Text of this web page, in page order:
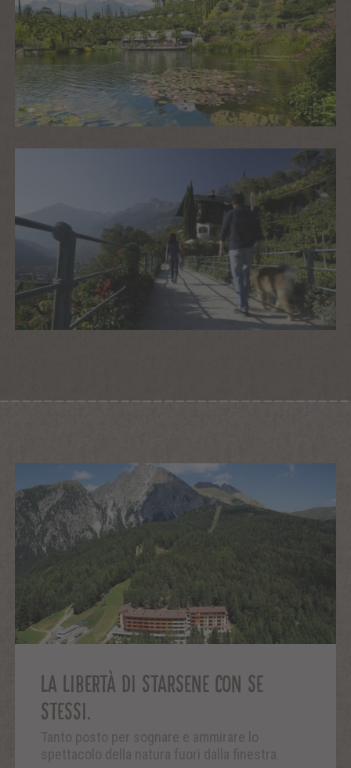
LA LIBERTÀ DI STARSENE CON SE
STESSI.
Tanto posto per sognare e ammirare lo
spettacolo della natura fuori dalla finestra.